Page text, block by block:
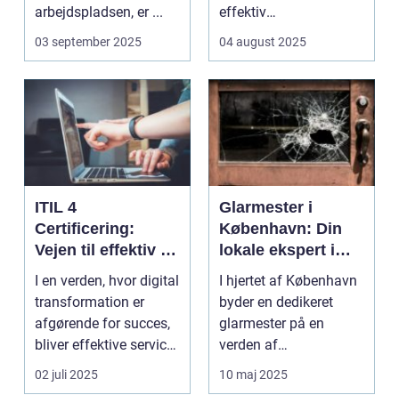
arbejdspladsen, er ...
03 september 2025
effektiv
ressourceudnyttelse
bliver spe...
04 august 2025
ITIL 4
Certificering:
Vejen til effektiv IT-
service
management
I en verden, hvor digital
transformation er
afgørende for succes,
bliver effektive service
ma...
02 juli 2025
Glarmester i
København: Din
lokale ekspert i
glasløsninger
I hjertet af København
byder en dedikeret
glarmester på en
verden af
glasløsning...
10 maj 2025